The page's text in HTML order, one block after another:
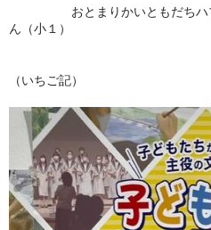
日本俳人クラブ
出来事
徳島吟行案内編集室
アゴラ（新しい俳句の為に）
おとまりかいともだちハブ
ん（小１）
（いちご記）